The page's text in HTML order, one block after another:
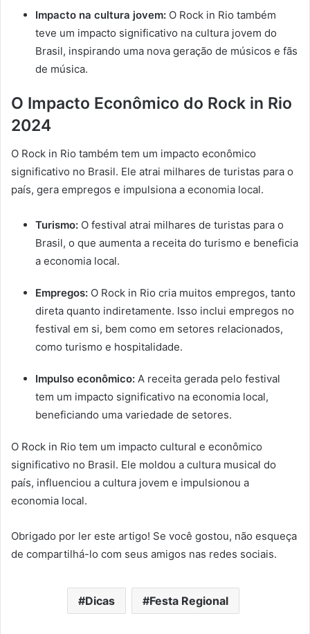
Impacto na cultura jovem: O Rock in Rio também
teve um impacto significativo na cultura jovem do
Brasil, inspirando uma nova geração de músicos e fãs
de música.
O Impacto Econômico do Rock in Rio
2024
O Rock in Rio também tem um impacto econômico
significativo no Brasil. Ele atrai milhares de turistas para o
país, gera empregos e impulsiona a economia local.
Turismo: O festival atrai milhares de turistas para o
Brasil, o que aumenta a receita do turismo e beneficia
a economia local.
Empregos: O Rock in Rio cria muitos empregos, tanto
direta quanto indiretamente. Isso inclui empregos no
festival em si, bem como em setores relacionados,
como turismo e hospitalidade.
Impulso econômico: A receita gerada pelo festival
tem um impacto significativo na economia local,
beneficiando uma variedade de setores.
O Rock in Rio tem um impacto cultural e econômico
significativo no Brasil. Ele moldou a cultura musical do
país, influenciou a cultura jovem e impulsionou a
economia local.
Obrigado por ler este artigo! Se você gostou, não esqueça
de compartilhá-lo com seus amigos nas redes sociais.
Dicas Festa Regional